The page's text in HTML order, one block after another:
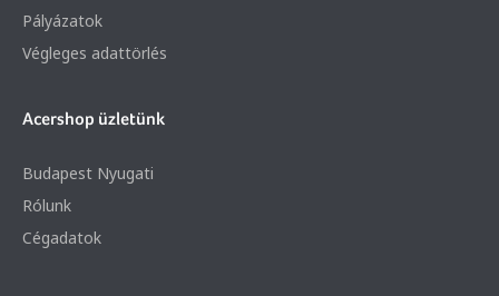
Pályázatok
Végleges adattörlés
Acershop üzletünk
Budapest Nyugati
Rólunk
Cégadatok